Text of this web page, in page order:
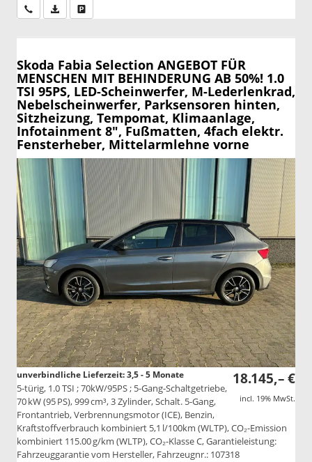
Wir rufen Sie anPDF-Datei, Fahrzeugexposé drucken
Skoda Fabia Selection ANGEBOT FÜR
MENSCHEN MIT BEHINDERUNG AB 50%! 1.0
TSI 95PS, LED-Scheinwerfer, M-Lederlenkrad,
Nebelscheinwerfer, Parksensoren hinten,
Sitzheizung, Tempomat, Klimaanlage,
Infotainment 8", Fußmatten, 4fach elektr.
Fensterheber, Mittelarmlehne vorne
18.145,– €
incl. 19% MwSt.
unverbindliche Lieferzeit: 3,5 - 5 Monate
5-türig, 1.0 TSI ; 70kW/95PS ; 5-Gang-Schaltgetriebe,
70 kW (95 PS), 999 cm³, 3 Zylinder, Schalt. 5-Gang,
Frontantrieb, Verbrennungsmotor (ICE), Benzin,
Kraftstoffverbrauch kombiniert 5,1 l/100km (WLTP), CO₂-Emission
kombiniert 115.00 g/km (WLTP), CO₂-Klasse C, Garantieleistung:
Fahrzeuggarantie vom Hersteller, Fahrzeugnr.: 107318